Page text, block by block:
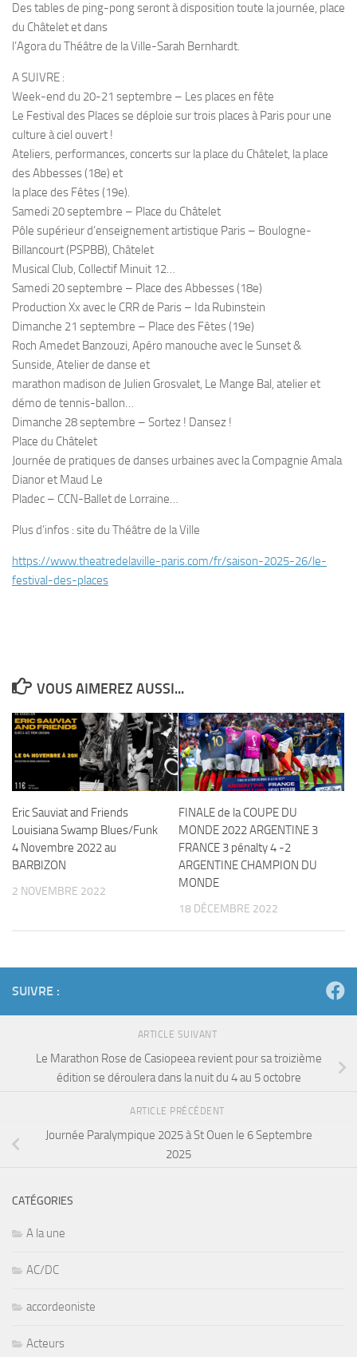
Des tables de ping-pong seront à disposition toute la journée, place
du Châtelet et dans
l’Agora du Théâtre de la Ville-Sarah Bernhardt.
A SUIVRE :
Week-end du 20-21 septembre – Les places en fête
Le Festival des Places se déploie sur trois places à Paris pour une
culture à ciel ouvert !
Ateliers, performances, concerts sur la place du Châtelet, la place
des Abbesses (18e) et
la place des Fêtes (19e).
Samedi 20 septembre – Place du Châtelet
Pôle supérieur d’enseignement artistique Paris – Boulogne-
Billancourt (PSPBB), Châtelet
Musical Club, Collectif Minuit 12…
Samedi 20 septembre – Place des Abbesses (18e)
Production Xx avec le CRR de Paris – Ida Rubinstein
Dimanche 21 septembre – Place des Fêtes (19e)
Roch Amedet Banzouzi, Apéro manouche avec le Sunset &
Sunside, Atelier de danse et
marathon madison de Julien Grosvalet, Le Mange Bal, atelier et
démo de tennis-ballon…
Dimanche 28 septembre – Sortez ! Dansez !
Place du Châtelet
Journée de pratiques de danses urbaines avec la Compagnie Amala
Dianor et Maud Le
Pladec – CCN-Ballet de Lorraine…
Plus d’infos : site du Théâtre de la Ville
https://www.theatredelaville-paris.com/fr/saison-2025-26/le-
festival-des-places
VOUS AIMEREZ AUSSI...
Eric Sauviat and Friends
Louisiana Swamp Blues/Funk
4 Novembre 2022 au
BARBIZON
2 NOVEMBRE 2022
FINALE de la COUPE DU
MONDE 2022 ARGENTINE 3
FRANCE 3 pénalty 4 -2
ARGENTINE CHAMPION DU
MONDE
18 DÉCEMBRE 2022
SUIVRE :
ARTICLE SUIVANT
Le Marathon Rose de Casiopeea revient pour sa troizième
édition se déroulera dans la nuit du 4 au 5 octobre
ARTICLE PRÉCÉDENT
Journée Paralympique 2025 à St Ouen le 6 Septembre
2025
CATÉGORIES
A la une
AC/DC
accordeoniste
Acteurs